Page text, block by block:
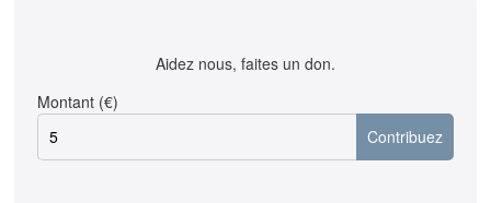
Aidez nous, faites un don.
Montant (€)